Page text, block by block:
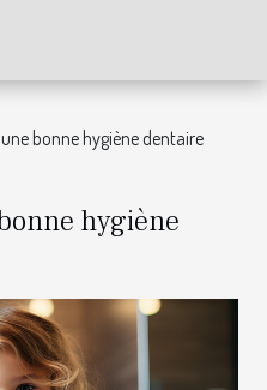
bonne hygiène dentaire
hygiène